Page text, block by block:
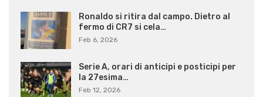
Ronaldo si ritira dal campo. Dietro al
fermo di CR7 si cela…
Feb 6, 2026
Serie A, orari di anticipi e posticipi per
la 27esima…
Feb 12, 2026